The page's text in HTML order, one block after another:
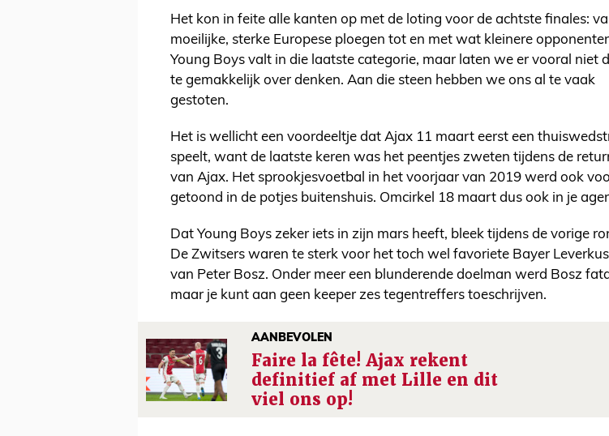
Het kon in feite alle kanten op met de loting voor de achtste finales:
moeilijke, sterke Europese ploegen tot en met wat kleinere
Young Boys valt in die laatste categorie, maar laten we er vooral niet
te gemakkelijk over denken. Aan die steen hebben we ons al te vaak
gestoten.
Het is wellicht een voordeeltje dat Ajax 11 maart eerst een
speelt, want de laatste keren was het peentjes zweten tijdens de
van Ajax. Het sprookjesvoetbal in het voorjaar van 2019 werd ook
getoond in de potjes buitenshuis. Omcirkel 18 maart dus ook in je
Dat Young Boys zeker iets in zijn mars heeft, bleek tijdens de vorige
De Zwitsers waren te sterk voor het toch wel favoriete Bayer
van Peter Bosz. Onder meer een blunderende doelman werd Bosz
maar je kunt aan geen keeper zes tegentreffers toeschrijven.
AANBEVOLEN
Faire la fête! Ajax rekent
definitief af met Lille en dit
viel ons op!